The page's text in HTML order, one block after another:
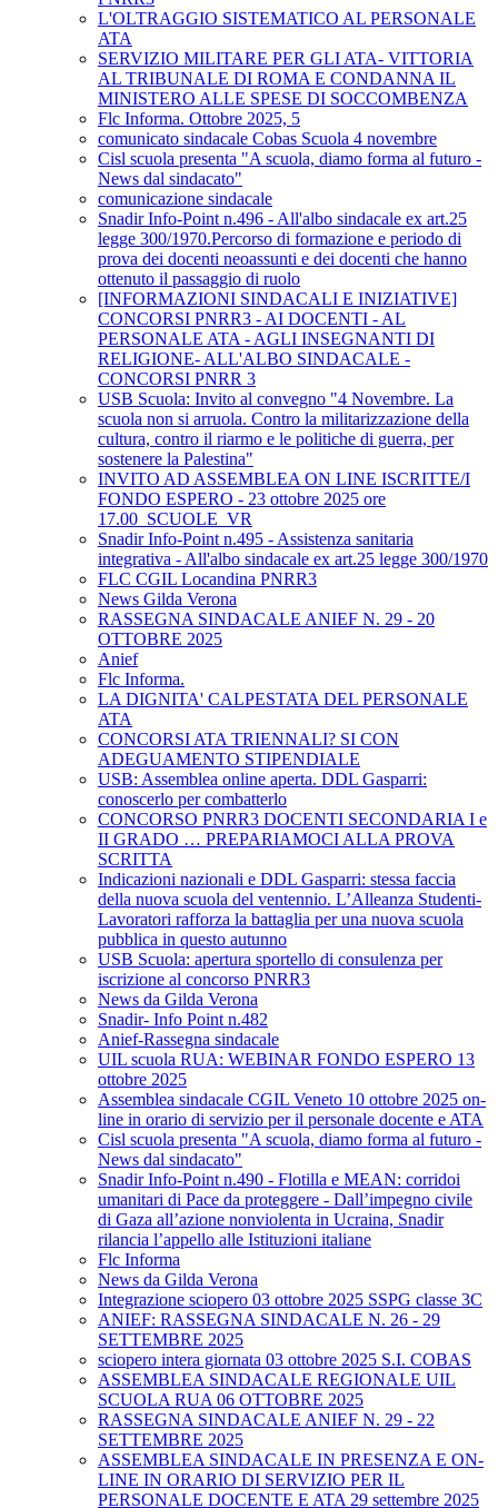
L'OLTRAGGIO SISTEMATICO AL PERSONALE
ATA
SERVIZIO MILITARE PER GLI ATA- VITTORIA
AL TRIBUNALE DI ROMA E CONDANNA IL
MINISTERO ALLE SPESE DI SOCCOMBENZA
Flc Informa. Ottobre 2025, 5
comunicato sindacale Cobas Scuola 4 novembre
Cisl scuola presenta "A scuola, diamo forma al futuro -
News dal sindacato"
comunicazione sindacale
Snadir Info-Point n.496 - All'albo sindacale ex art.25
legge 300/1970.Percorso di formazione e periodo di
prova dei docenti neoassunti e dei docenti che hanno
ottenuto il passaggio di ruolo
[INFORMAZIONI SINDACALI E INIZIATIVE]
CONCORSI PNRR3 - AI DOCENTI - AL
PERSONALE ATA - AGLI INSEGNANTI DI
RELIGIONE- ALL'ALBO SINDACALE -
CONCORSI PNRR 3
USB Scuola: Invito al convegno "4 Novembre. La
scuola non si arruola. Contro la militarizzazione della
cultura, contro il riarmo e le politiche di guerra, per
sostenere la Palestina"
INVITO AD ASSEMBLEA ON LINE ISCRITTE/I
FONDO ESPERO - 23 ottobre 2025 ore
17.00_SCUOLE_VR
Snadir Info-Point n.495 - Assistenza sanitaria
integrativa - All'albo sindacale ex art.25 legge 300/1970
FLC CGIL Locandina PNRR3
News Gilda Verona
RASSEGNA SINDACALE ANIEF N. 29 - 20
OTTOBRE 2025
Anief
Flc Informa.
LA DIGNITA' CALPESTATA DEL PERSONALE
ATA
CONCORSI ATA TRIENNALI? SI CON
ADEGUAMENTO STIPENDIALE
USB: Assemblea online aperta. DDL Gasparri:
conoscerlo per combatterlo
CONCORSO PNRR3 DOCENTI SECONDARIA I e
II GRADO … PREPARIAMOCI ALLA PROVA
SCRITTA
Indicazioni nazionali e DDL Gasparri: stessa faccia
della nuova scuola del ventennio. L’Alleanza Studenti-
Lavoratori rafforza la battaglia per una nuova scuola
pubblica in questo autunno
USB Scuola: apertura sportello di consulenza per
iscrizione al concorso PNRR3
News da Gilda Verona
Snadir- Info Point n.482
Anief-Rassegna sindacale
UIL scuola RUA: WEBINAR FONDO ESPERO 13
ottobre 2025
Assemblea sindacale CGIL Veneto 10 ottobre 2025 on-
line in orario di servizio per il personale docente e ATA
Cisl scuola presenta "A scuola, diamo forma al futuro -
News dal sindacato"
Snadir Info-Point n.490 - Flotilla e MEAN: corridoi
umanitari di Pace da proteggere - Dall’impegno civile
di Gaza all’azione nonviolenta in Ucraina, Snadir
rilancia l’appello alle Istituzioni italiane
Flc Informa
News da Gilda Verona
Integrazione sciopero 03 ottobre 2025 SSPG classe 3C
ANIEF: RASSEGNA SINDACALE N. 26 - 29
SETTEMBRE 2025
sciopero intera giornata 03 ottobre 2025 S.I. COBAS
ASSEMBLEA SINDACALE REGIONALE UIL
SCUOLA RUA 06 OTTOBRE 2025
RASSEGNA SINDACALE ANIEF N. 29 - 22
SETTEMBRE 2025
ASSEMBLEA SINDACALE IN PRESENZA E ON-
LINE IN ORARIO DI SERVIZIO PER IL
PERSONALE DOCENTE E ATA 29 settembre 2025